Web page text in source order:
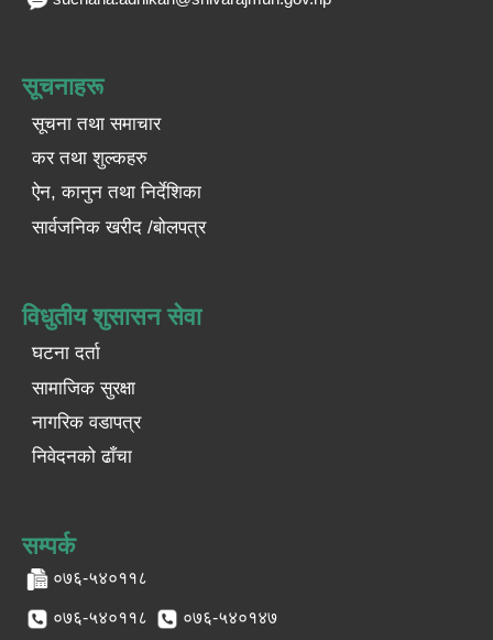
सूचनाहरू
सूचना तथा समाचार
कर तथा शुल्कहरु
ऐन, कानुन तथा निर्देशिका
सार्वजनिक खरीद /बोलपत्र
विधुतीय शुसासन सेवा
घटना दर्ता
सामाजिक सुरक्षा
नागरिक वडापत्र
निवेदनको ढाँचा
सम्पर्क
०७६-५४०११८
०७६-५४०११८ ०७६-५४०१४७